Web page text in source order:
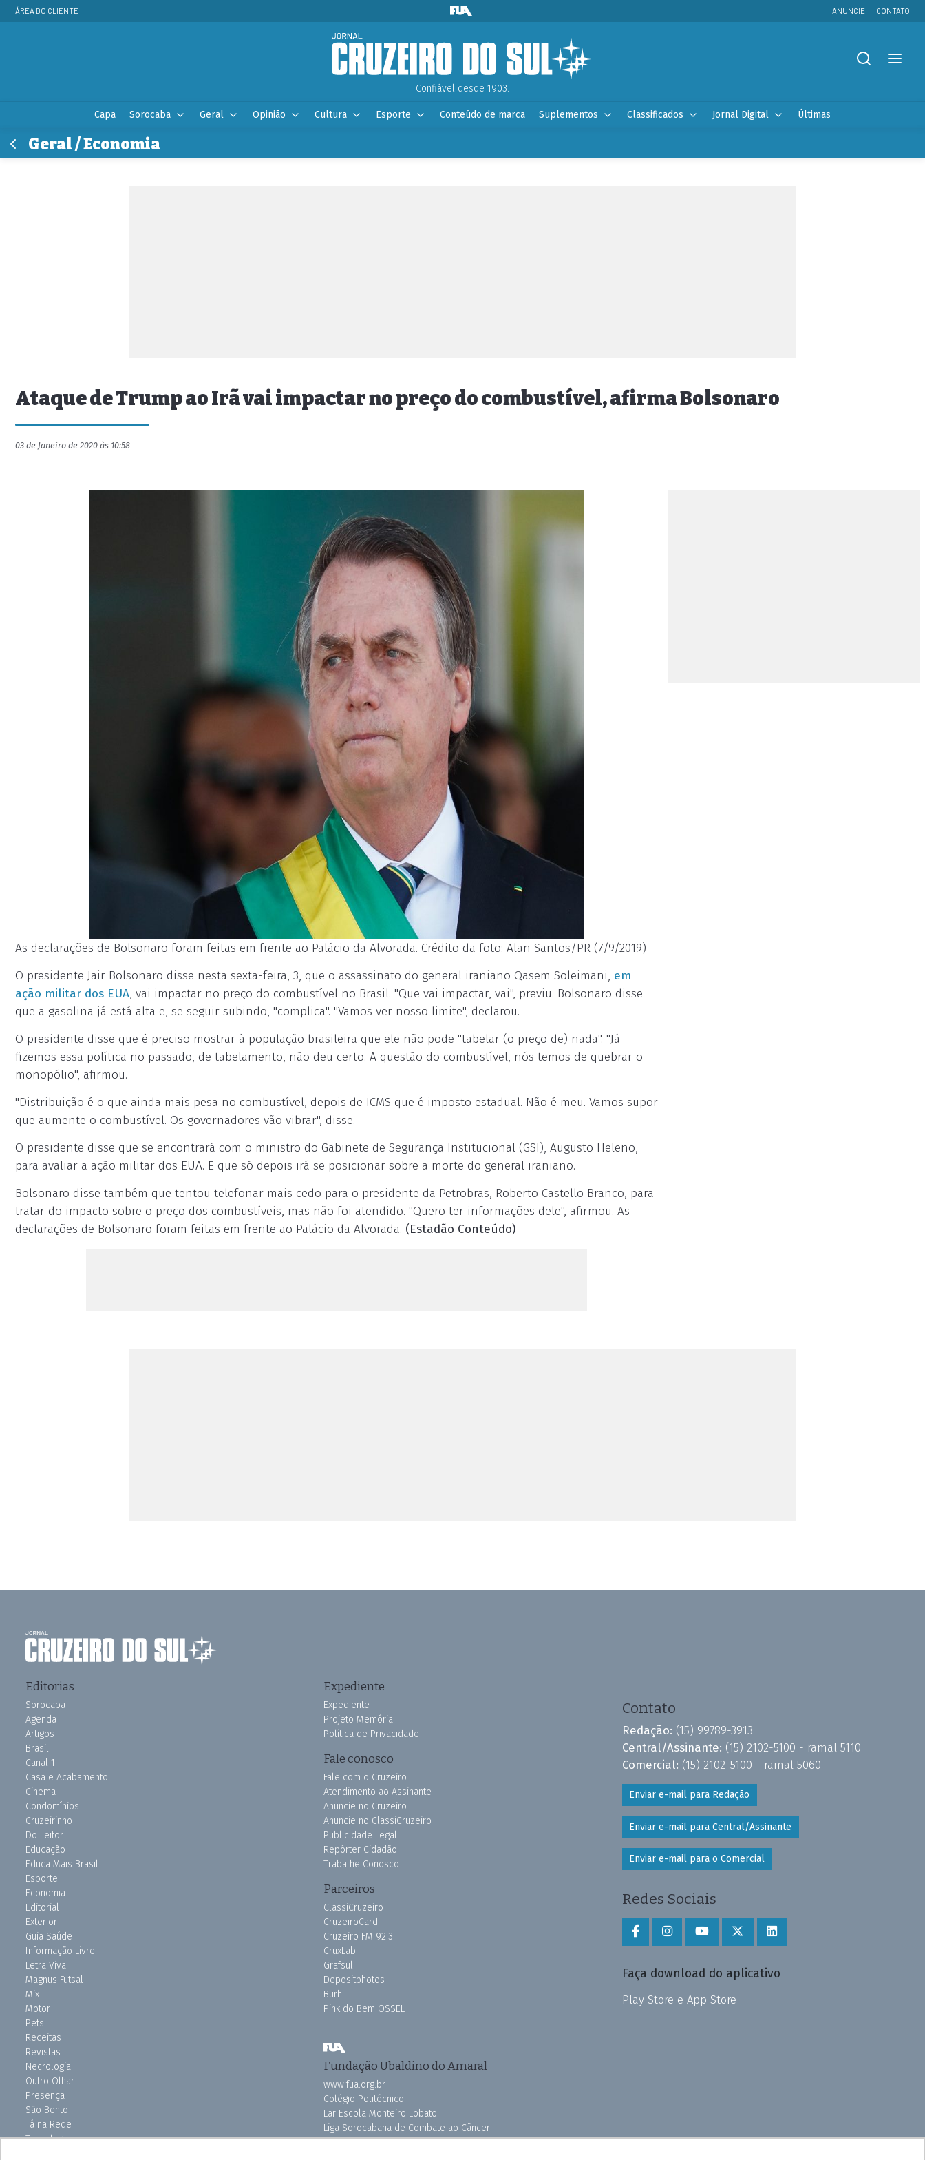
ÁREA DO CLIENTE ANUNCIE CONTATO
Confiável desde 1903.
Capa Sorocaba Geral Opinião Cultura Esporte Conteúdo de marca Suplementos Classificados Jornal Digital Últimas
Geral / Economia
Ataque de Trump ao Irã vai impactar no preço do combustível, afirma Bolsonaro
03 de Janeiro de 2020 às 10:58
As declarações de Bolsonaro foram feitas em frente ao Palácio da Alvorada. Crédito da foto: Alan Santos/PR (7/9/2019)
O presidente Jair Bolsonaro disse nesta sexta-feira, 3, que o assassinato do general iraniano Qasem Soleimani, em
ação militar dos EUA, vai impactar no preço do combustível no Brasil. "Que vai impactar, vai", previu. Bolsonaro disse
que a gasolina já está alta e, se seguir subindo, "complica". "Vamos ver nosso limite", declarou.
O presidente disse que é preciso mostrar à população brasileira que ele não pode "tabelar (o preço de) nada". "Já
fizemos essa política no passado, de tabelamento, não deu certo. A questão do combustível, nós temos de quebrar o
monopólio", afirmou.
"Distribuição é o que ainda mais pesa no combustível, depois de ICMS que é imposto estadual. Não é meu. Vamos supor
que aumente o combustível. Os governadores vão vibrar", disse.
O presidente disse que se encontrará com o ministro do Gabinete de Segurança Institucional (GSI), Augusto Heleno,
para avaliar a ação militar dos EUA. E que só depois irá se posicionar sobre a morte do general iraniano.
Bolsonaro disse também que tentou telefonar mais cedo para o presidente da Petrobras, Roberto Castello Branco, para
tratar do impacto sobre o preço dos combustíveis, mas não foi atendido. "Quero ter informações dele", afirmou. As
declarações de Bolsonaro foram feitas em frente ao Palácio da Alvorada. (Estadão Conteúdo)
Editorias
Sorocaba
Agenda
Artigos
Brasil
Canal 1
Casa e Acabamento
Cinema
Condomínios
Cruzeirinho
Do Leitor
Educação
Educa Mais Brasil
Esporte
Economia
Editorial
Exterior
Guia Saúde
Informação Livre
Letra Viva
Magnus Futsal
Mix
Motor
Pets
Receitas
Revistas
Necrologia
Outro Olhar
Presença
São Bento
Tá na Rede
Tecnologia
Expediente
Expediente
Projeto Memória
Política de Privacidade
Fale conosco
Fale com o Cruzeiro
Atendimento ao Assinante
Anuncie no Cruzeiro
Anuncie no ClassiCruzeiro
Publicidade Legal
Repórter Cidadão
Trabalhe Conosco
Parceiros
ClassiCruzeiro
CruzeiroCard
Cruzeiro FM 92.3
CruxLab
Grafsul
Depositphotos
Burh
Pink do Bem OSSEL
Fundação Ubaldino do Amaral
www.fua.org.br
Colégio Politécnico
Lar Escola Monteiro Lobato
Liga Sorocabana de Combate ao Câncer
Vila dos Velhinhos
Contato
Redação: (15) 99789-3913
Central/Assinante: (15) 2102-5100 - ramal 5110
Comercial: (15) 2102-5100 - ramal 5060
Enviar e-mail para Redação
Enviar e-mail para Central/Assinante
Enviar e-mail para o Comercial
Redes Sociais
Faça download do aplicativo
Play Store e App Store